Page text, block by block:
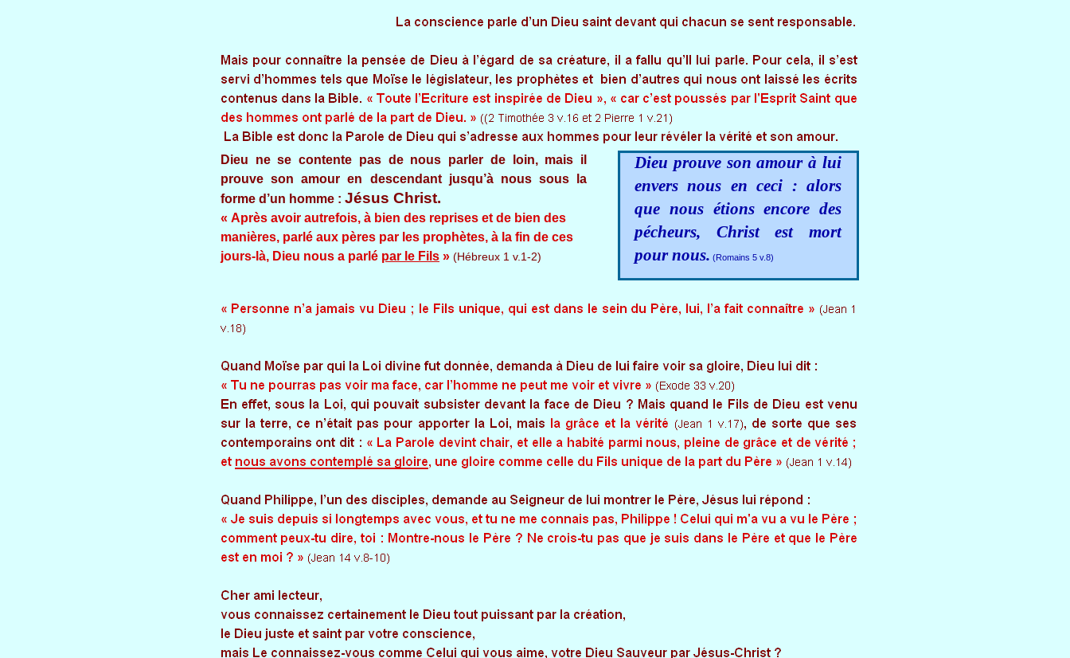
Dieu prouve son amour à lui
envers nous en ceci : alors
que nous étions encore des
pécheurs, Christ est mort
pour nous. (Romains 5 v.8)
Dieu ne se contente pas de nous parler de loin, mais il
prouve son amour en descendant jusqu’à nous sous la
forme d’un homme : Jésus Christ.
« Après avoir autrefois, à bien des reprises et de bien des
manières, parlé aux pères par les prophètes, à la fin de ces
jours-là, Dieu nous a parlé par le Fils » (Hébreux 1 v.1-2)